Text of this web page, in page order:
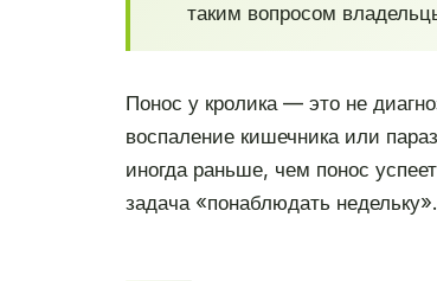
таким вопросом
Понос у кролика — это не
воспаление кишечника или
иногда раньше, чем понос
задача «понаблюдать недельку».